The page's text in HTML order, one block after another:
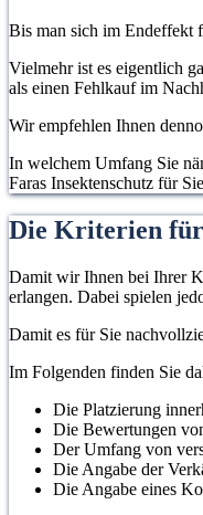
Bis man sich im Endeffekt
Vielmehr ist es eigentlich
als einen Fehlkauf im
Wir empfehlen Ihnen
In welchem Umfang Sie
Faras Insektenschutz für
Die Kriterien für
Damit wir Ihnen bei Ihrer
erlangen. Dabei spielen
Damit es für Sie
Im Folgenden finden Sie
Die Platzierung
Die Bewertungen
Der Umfang von
Die Angabe der
Die Angabe eines